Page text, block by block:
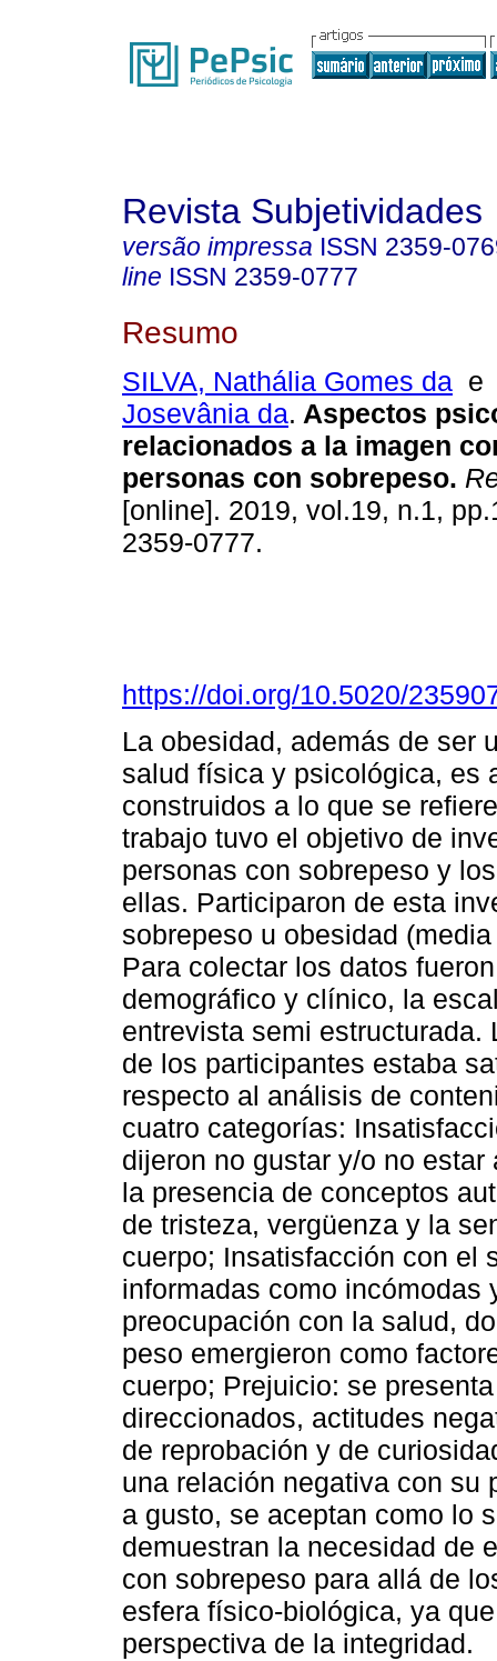
Revista Subjetividades
versão impressa ISSN 2359-
line ISSN 2359-0777
Resumo
SILVA, Nathália Gomes da
Josevânia da. Aspectos
relacionados a la imagen
personas con sobrepeso.
[online]. 2019, vol.19, n.1,
2359-0777.
https://doi.org/10.5020/
La obesidad, además de ser
salud física y psicológica, es
construidos a lo que se
trabajo tuvo el objetivo de
personas con sobrepeso y
ellas. Participaron de esta
sobrepeso u obesidad
Para colectar los datos
demográfico y clínico, la
entrevista semi
de los participantes estaba
respecto al análisis de
cuatro categorías:
dijeron no gustar y/o no
la presencia de conceptos
de tristeza, vergüenza y la
cuerpo; Insatisfacción con el
informadas como incómodas
preocupación con la salud,
peso emergieron como
cuerpo; Prejuicio: se
direccionados, actitudes
de reprobación y de
una relación negativa con su
a gusto, se aceptan como lo
demuestran la necesidad de
con sobrepeso para allá de
esfera físico-biológica, ya
perspectiva de la integridad.